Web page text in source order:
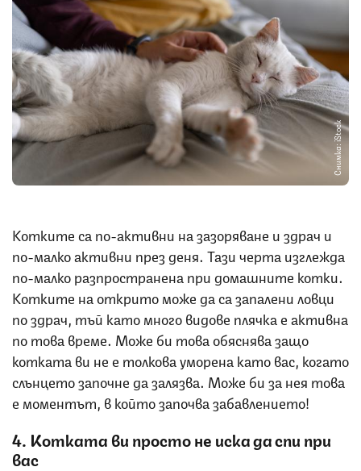
Снимка: iStock
Котките са по-активни на зазоряване и здрач и
по-малко активни през деня. Тази черта изглежда
по-малко разпространена при домашните котки.
Котките на открито може да са запалени ловци
по здрач, тъй като много видове плячка е активна
по това време. Може би това обяснява защо
котката ви не е толкова уморена като вас, когато
слънцето започне да залязва. Може би за нея това
е моментът, в който започва забавлението!
4. Котката ви просто не иска да спи при
вас